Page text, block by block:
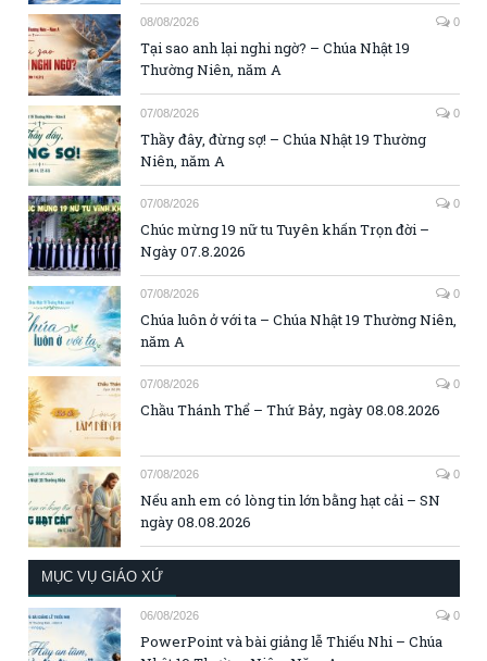
08/08/2026 0
Tại sao anh lại nghi ngờ? – Chúa Nhật 19
Thường Niên, năm A
07/08/2026 0
Thầy đây, đừng sợ! – Chúa Nhật 19 Thường
Niên, năm A
07/08/2026 0
Chúc mừng 19 nữ tu Tuyên khấn Trọn đời –
Ngày 07.8.2026
07/08/2026 0
Chúa luôn ở với ta – Chúa Nhật 19 Thường Niên,
năm A
07/08/2026 0
Chầu Thánh Thể – Thứ Bảy, ngày 08.08.2026
07/08/2026 0
Nếu anh em có lòng tin lớn bằng hạt cải – SN
ngày 08.08.2026
MỤC VỤ GIÁO XỨ
06/08/2026 0
PowerPoint và bài giảng lễ Thiếu Nhi – Chúa